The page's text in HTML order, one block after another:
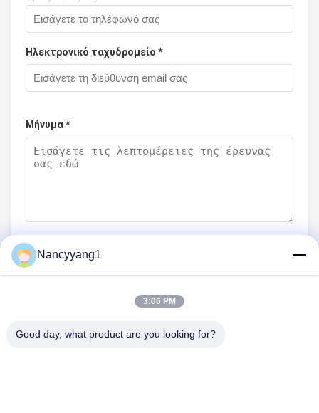
Ηλεκτρονικό ταχυδρομείο *
Μήνυμα *
ΜΑΣ ΕΛΆΤΕ ΣΕ ΕΠΑΦΉ ΜΕ
Nancyyang1
3:06 PM
Good day, what product are you looking for?